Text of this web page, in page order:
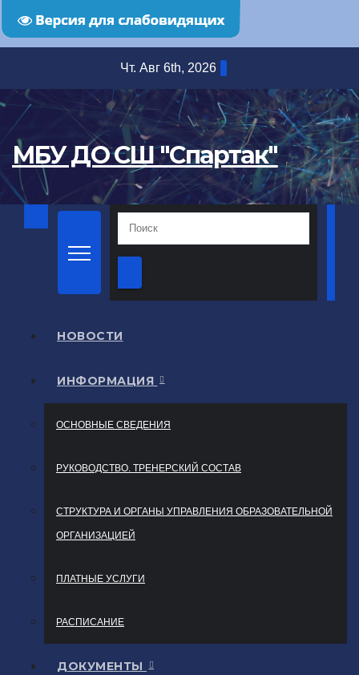
содержимому
Чт. Авг 6th, 2026
МБУ ДО СШ "Спартак"
НОВОСТИ
ИНФОРМАЦИЯ
ОСНОВНЫЕ СВЕДЕНИЯ
РУКОВОДСТВО. ТРЕНЕРСКИЙ СОСТАВ
СТРУКТУРА И ОРГАНЫ УПРАВЛЕНИЯ ОБРАЗОВАТЕЛЬНОЙ
ОРГАНИЗАЦИЕЙ
ПЛАТНЫЕ УСЛУГИ
РАСПИСАНИЕ
ДОКУМЕНТЫ